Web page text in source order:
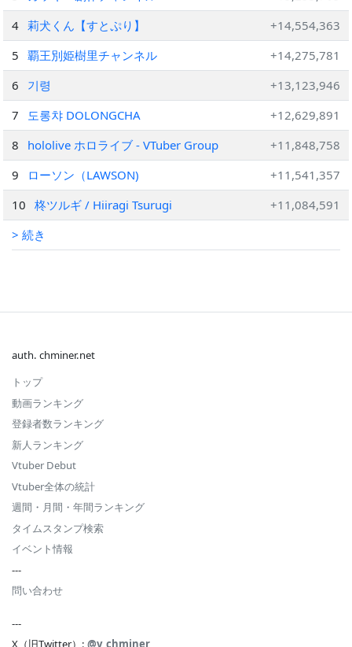
4 莉犬くん【すとぷり】
+14,554,363
5
覇王別姫樹里チャンネル
+14,275,781
6
기령
+13,123,946
7
도롱챠 DOLONGCHA
+12,629,891
8
hololive ホロライブ - VTuber Group
+11,848,758
9
ローソン（LAWSON)
+11,541,357
10
柊ツルギ / Hiiragi Tsurugi
+11,084,591
> 続き
auth. chminer.net
トップ
動画ランキング
登録者数ランキング
新人ランキング
Vtuber Debut
Vtuber全体の統計
週間・月間・年間ランキング
タイムスタンプ検索
イベント情報
---
問い合わせ
---
X（旧Twitter）: @v_chminer